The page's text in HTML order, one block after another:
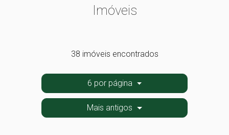
Imóveis
38 imóveis encontrados
6 por página
Mais antigos